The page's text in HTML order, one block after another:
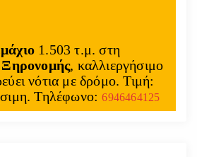
1.503 τ.μ. στη
Ξηρονομής, καλλιεργήσιμο
νότια με δρόμο. Τιμή:
Τηλέφωνο:6946464125